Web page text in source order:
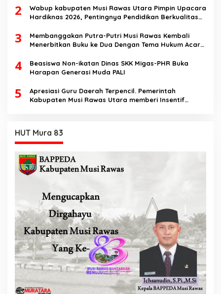
Speech di SMK Ikhlas Jawilan
2
Wabup kabupaten Musi Rawas Utara Pimpin Upacara
Hardiknas 2026, Pentingnya Pendidikan Berkualitas
3
Membanggakan Putra-Putri Musi Rawas Kembali
Menerbitkan Buku ke Dua Dengan Tema Hukum Acara
4
Beasiswa Non-ikatan Dinas SKK Migas-PHR Buka
Harapan Generasi Muda PALI
5
Apresiasi Guru Daerah Terpencil. Pemerintah
Kabupaten Musi Rawas Utara memberi Insentif
HUT Mura 83